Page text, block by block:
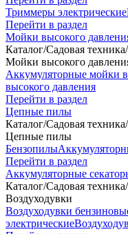
Триммеры электрические
Перейти в раздел
Мойки высокого
Каталог/Садовая техника/
Мойки высокого
Аккумуляторные мойки
высокого давления
Перейти в раздел
Цепные пилы
Каталог/Садовая техника/
Цепные пилы
Бензопилы
Перейти в раздел
Аккумуляторные
Каталог/Садовая техника/
Воздуходувки
Воздуходувки
электрические